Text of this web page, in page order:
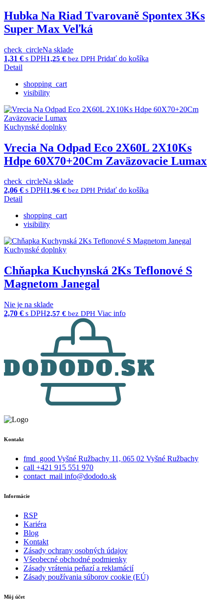
Hubka Na Riad Tvarovaně Spontex 3Ks
Super Max Veľká
check_circleNa sklade
1,31 € s DPH1,25 € bez DPH Pridať do košíka
Detail
shopping_cart
visibility
Kuchynské doplnky
Vrecia Na Odpad Eco 2X60L 2X10Ks
Hdpe 60X70+20Cm Zaväzovacie Lumax
check_circleNa sklade
2,06 € s DPH1,96 € bez DPH Pridať do košíka
Detail
shopping_cart
visibility
Kuchynské doplnky
Chňapka Kuchynská 2Ks Teflonové S
Magnetom Janegal
Nie je na sklade
2,70 € s DPH2,57 € bez DPH Viac info
Kontakt
fmd_good Vyšné Ružbachy 11, 065 02 Vyšné Ružbachy
call +421 915 551 970
contact_mail info@dododo.sk
Informácie
RSP
Kariéra
Blog
Kontakt
Zásady ochrany osobných údajov
Všeobecné obchodné podmienky
Zásady vrátenia peňazí a reklamácií
Zásady používania súborov cookie (EÚ)
Môj účet